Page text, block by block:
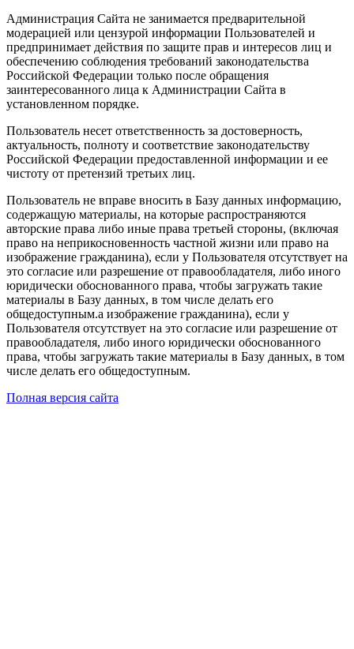
Администрация Сайта не занимается предварительной
модерацией или цензурой информации Пользователей и
предпринимает действия по защите прав и интересов лиц и
обеспечению соблюдения требований законодательства
Российской Федерации только после обращения
заинтересованного лица к Администрации Сайта в
установленном порядке.
Пользователь несет ответственность за достоверность,
актуальность, полноту и соответствие законодательству
Российской Федерации предоставленной информации и ее
чистоту от претензий третьих лиц.
Пользователь не вправе вносить в Базу данных информацию,
содержащую материалы, на которые распространяются
авторские права либо иные права третьей стороны, (включая
право на неприкосновенность частной жизни или право на
изображение гражданина), если у Пользователя отсутствует на
это согласие или разрешение от правообладателя, либо иного
юридически обоснованного права, чтобы загружать такие
материалы в Базу данных, в том числе делать его
общедоступным.а изображение гражданина), если у
Пользователя отсутствует на это согласие или разрешение от
правообладателя, либо иного юридически обоснованного
права, чтобы загружать такие материалы в Базу данных, в том
числе делать его общедоступным.
Полная версия сайта